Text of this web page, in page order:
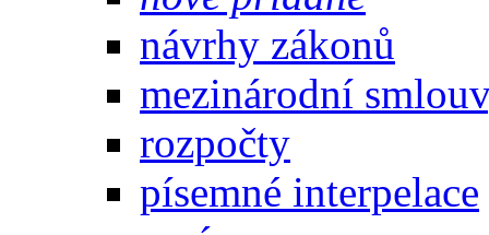
návrhy zákonů
mezinárodní
rozpočty
písemné interpelace